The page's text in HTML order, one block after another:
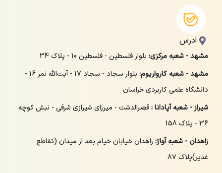
آدرس
مشهد - شعبه مرکزی: بلوار فلسطین - فلسطین 10 - پلاک 34
مشهد - شعبه کارواریوم:
بلوار سجاد - سجاد 17 - آیت‌الله نمر 16 -
دانشگاه علمی کاربردی خراسان
شیراز - شعبه آپادانا :قصرالدشت - میرزای شیرازی شرقی - نبش کوچه
36 - پلاک 158
زاهدان - شعبه آواژ: زاهدان خیابان خیام بعد از میدان (تقاطع
غدیر)پلاک ۸۷